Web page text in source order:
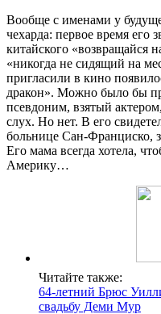
Вообще с именами у
чехарда: первое время его
китайского «возвращайся
«никогда не сидящий на
пригласили в кино
дракон». Можно было бы
псевдоним, взятый
слух. Но нет. В его
больнице Сан-Франциско,
Его мама всегда хотела,
Америку…
Читайте также:
64-летний Брюс
свадьбу Деми Мур